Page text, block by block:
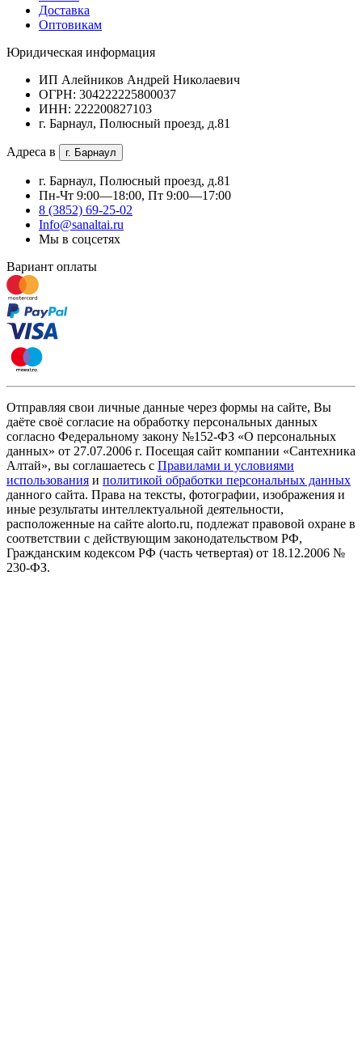
Доставка
Оптовикам
Юридическая информация
ИП Алейников Андрей Николаевич
ОГРН: 304222225800037
ИНН: 222200827103
г. Барнаул, Полюсный проезд, д.81
Адреса в г. Барнаул
г. Барнаул, Полюсный проезд, д.81
Пн-Чт 9:00—18:00, Пт 9:00—17:00
8 (3852) 69-25-02
Info@sanaltai.ru
Мы в соцсетях
Вариант оплаты
Отправляя свои личные данные через формы на сайте, Вы
даёте своё согласие на обработку персональных данных
согласно Федеральному закону №152-ФЗ «О персональных
данных» от 27.07.2006 г. Посещая сайт компании «Cантехника
Алтай», вы соглашаетесь с Правилами и условиями
использования и политикой обработки персональных данных
данного сайта. Права на тексты, фотографии, изображения и
иные результаты интеллектуальной деятельности,
расположенные на сайте alorto.ru, подлежат правовой охране в
соответствии с действующим законодательством РФ,
Гражданским кодексом РФ (часть четвертая) от 18.12.2006 №
230-ФЗ.